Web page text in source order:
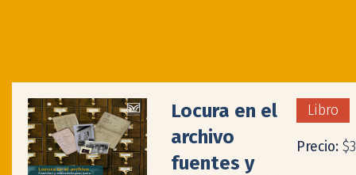
Locura en el
archivo
fuentes y
Libro
Precio: